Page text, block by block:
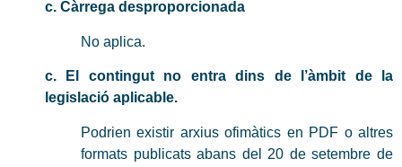
c. Càrrega desproporcionada
No aplica.
c. El contingut no entra dins de l’àmbit de la
legislació aplicable.
Podrien existir arxius ofimàtics en PDF o altres
formats publicats abans del 20 de setembre de